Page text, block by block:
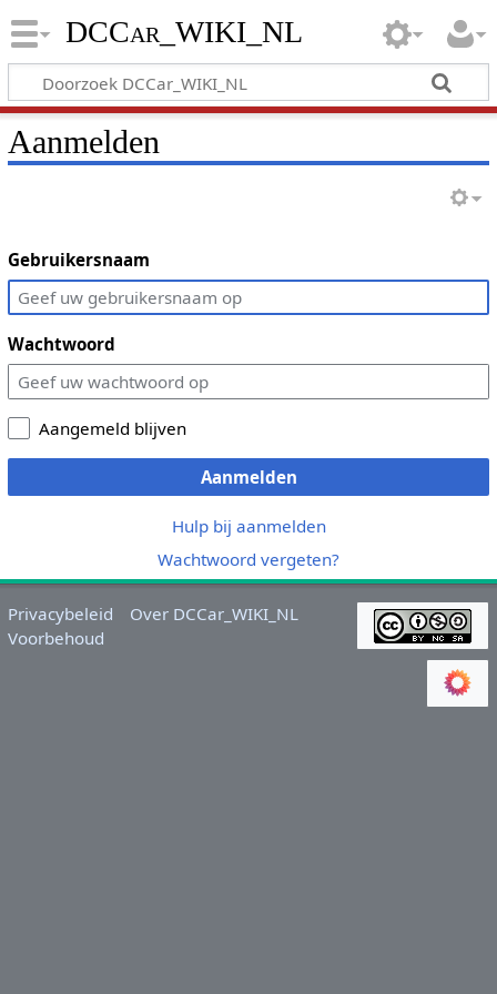
DCCar_WIKI_NL
Aanmelden
Gebruikersnaam
Wachtwoord
Aangemeld blijven
Aanmelden
Hulp bij aanmelden
Wachtwoord vergeten?
Privacybeleid
Over DCCar_WIKI_NL
Voorbehoud